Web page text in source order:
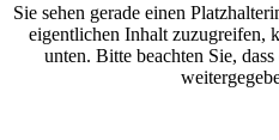
Sie sehen gerade einen
eigentlichen Inhalt zuzugreifen,
unten. Bitte beachten Sie,